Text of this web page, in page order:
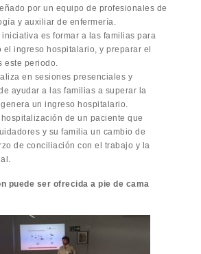
por un equipo de profesionales de
y auxiliar de enfermería.
iniciativa es formar a las familias para
el ingreso hospitalario, y preparar el
este periodo.
en sesiones presenciales y
ayudar a las familias a superar la
un ingreso hospitalario.
de un paciente que
y su familia un cambio de
de conciliación con el trabajo y la
puede ser ofrecida a pie de cama